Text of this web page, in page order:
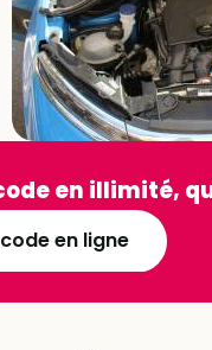
en illimité,
en ligne